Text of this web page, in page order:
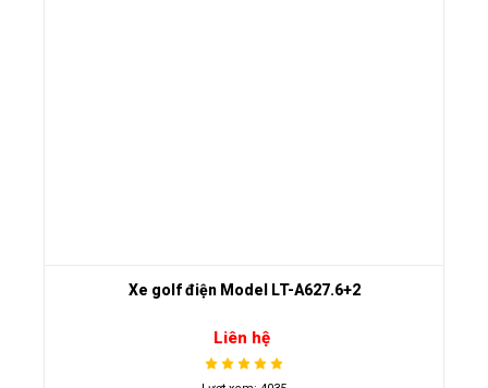
Xe golf điện Model LT-A627.6+2
Liên hệ